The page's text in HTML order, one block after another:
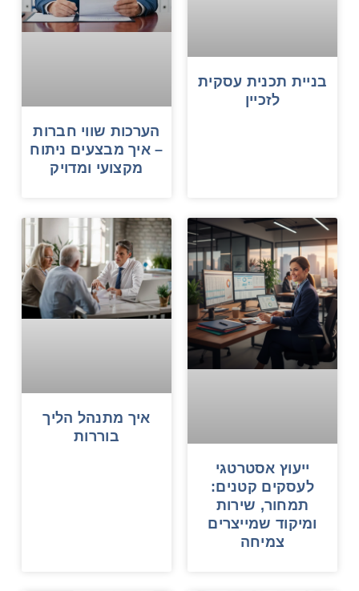
בניית תכנית עסקית
לזכיין
הערכות שווי חברות
– איך מבצעים ניתוח
מקצועי ומדויק
ייעוץ אסטרטגי
לעסקים קטנים:
תמחור, שירות
ומיקוד שמייצרים
צמיחה
איך מתנהל הליך
בוררות